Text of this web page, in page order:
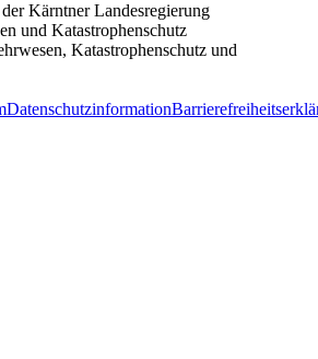
Kärntner Landesregierung
und Katastrophenschutz
Katastrophenschutz und
Datenschutzinformation